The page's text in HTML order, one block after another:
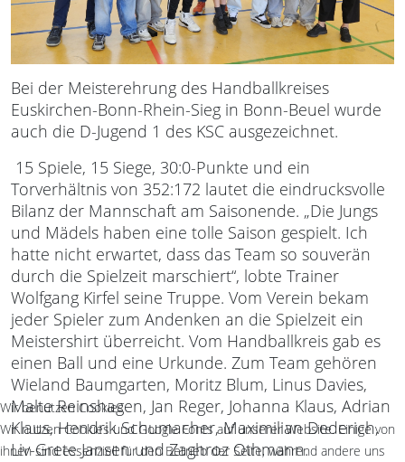
Bei der Meisterehrung des Handballkreises
Euskirchen-Bonn-Rhein-Sieg in Bonn-Beuel wurde
auch die D-Jugend 1 des KSC ausgezeichnet.
15 Spiele, 15 Siege, 30:0-Punkte und ein
Torverhältnis von 352:172 lautet die eindrucksvolle
Bilanz der Mannschaft am Saisonende. „Die Jungs
und Mädels haben eine tolle Saison gespielt. Ich
hatte nicht erwartet, dass das Team so souverän
durch die Spielzeit marschiert“, lobte Trainer
Wolfgang Kirfel seine Truppe. Vom Verein bekam
jeder Spieler zum Andenken an die Spielzeit ein
Meistershirt überreicht. Vom Handballkreis gab es
einen Ball und eine Urkunde. Zum Team gehören
Wieland Baumgarten, Moritz Blum, Linus Davies,
Malte Reinshagen, Jan Reger, Johanna Klaus, Adrian
Klaus, Hendrik Schumacher, Maximilian Dederich,
Liv-Grete Jansen und Zaghroz Othmann.
Wir benutzen Cookies
Wir nutzen Cookies und Google Fonts auf unserer Website. Einige von
ihnen sind essenziell für den Betrieb der Seite, während andere uns